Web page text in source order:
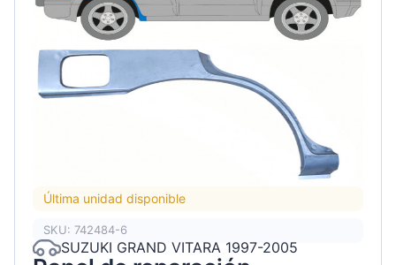
Última unidad disponible
SKU: 742484-6
SUZUKI GRAND VITARA 1997-2005